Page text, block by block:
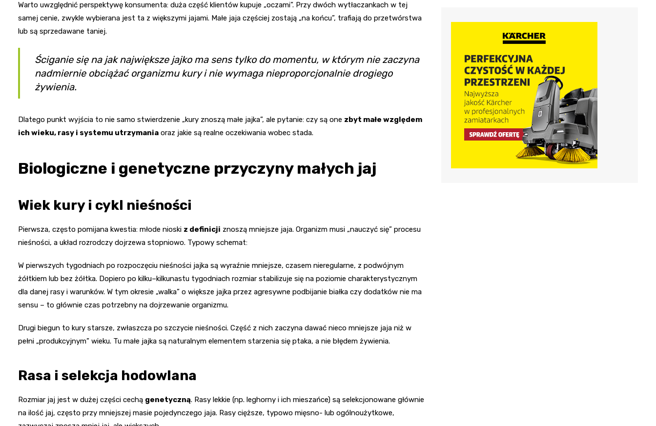
Warto uwzględnić perspektywę konsumenta: duża część klientów kupuje „oczami”. Przy dwóch wytłaczankach w tej
samej cenie, zwykle wybierana jest ta z większymi jajami. Małe jaja częściej zostają „na końcu”, trafiają do przetwórstwa
lub są sprzedawane taniej.
Ściganie się na jak największe jajko ma sens tylko do momentu, w którym nie zaczyna
nadmiernie obciążać organizmu kury i nie wymaga nieproporcjonalnie drogiego
żywienia.
Dlatego punkt wyjścia to nie samo stwierdzenie „kury znoszą małe jajka”, ale pytanie: czy są one zbyt małe względem
ich wieku, rasy i systemu utrzymania oraz jakie są realne oczekiwania wobec stada.
Biologiczne i genetyczne przyczyny małych jaj
Wiek kury i cykl nieśności
Pierwsza, często pomijana kwestia: młode nioski z definicji znoszą mniejsze jaja. Organizm musi „nauczyć się” procesu
nieśności, a układ rozrodczy dojrzewa stopniowo. Typowy schemat:
W pierwszych tygodniach po rozpoczęciu nieśności jajka są wyraźnie mniejsze, czasem nieregularne, z podwójnym
żółtkiem lub bez żółtka. Dopiero po kilku–kilkunastu tygodniach rozmiar stabilizuje się na poziomie charakterystycznym
dla danej rasy i warunków. W tym okresie „walka” o większe jajka przez agresywne podbijanie białka czy dodatków nie ma
sensu – to głównie czas potrzebny na dojrzewanie organizmu.
Drugi biegun to kury starsze, zwłaszcza po szczycie nieśności. Część z nich zaczyna dawać nieco mniejsze jaja niż w
pełni „produkcyjnym” wieku. Tu małe jajka są naturalnym elementem starzenia się ptaka, a nie błędem żywienia.
Rasa i selekcja hodowlana
Rozmiar jaj jest w dużej części cechą genetyczną. Rasy lekkie (np. leghorny i ich mieszańce) są selekcjonowane głównie
na ilość jaj, często przy mniejszej masie pojedynczego jaja. Rasy cięższe, typowo mięsno- lub ogólnoużytkowe,